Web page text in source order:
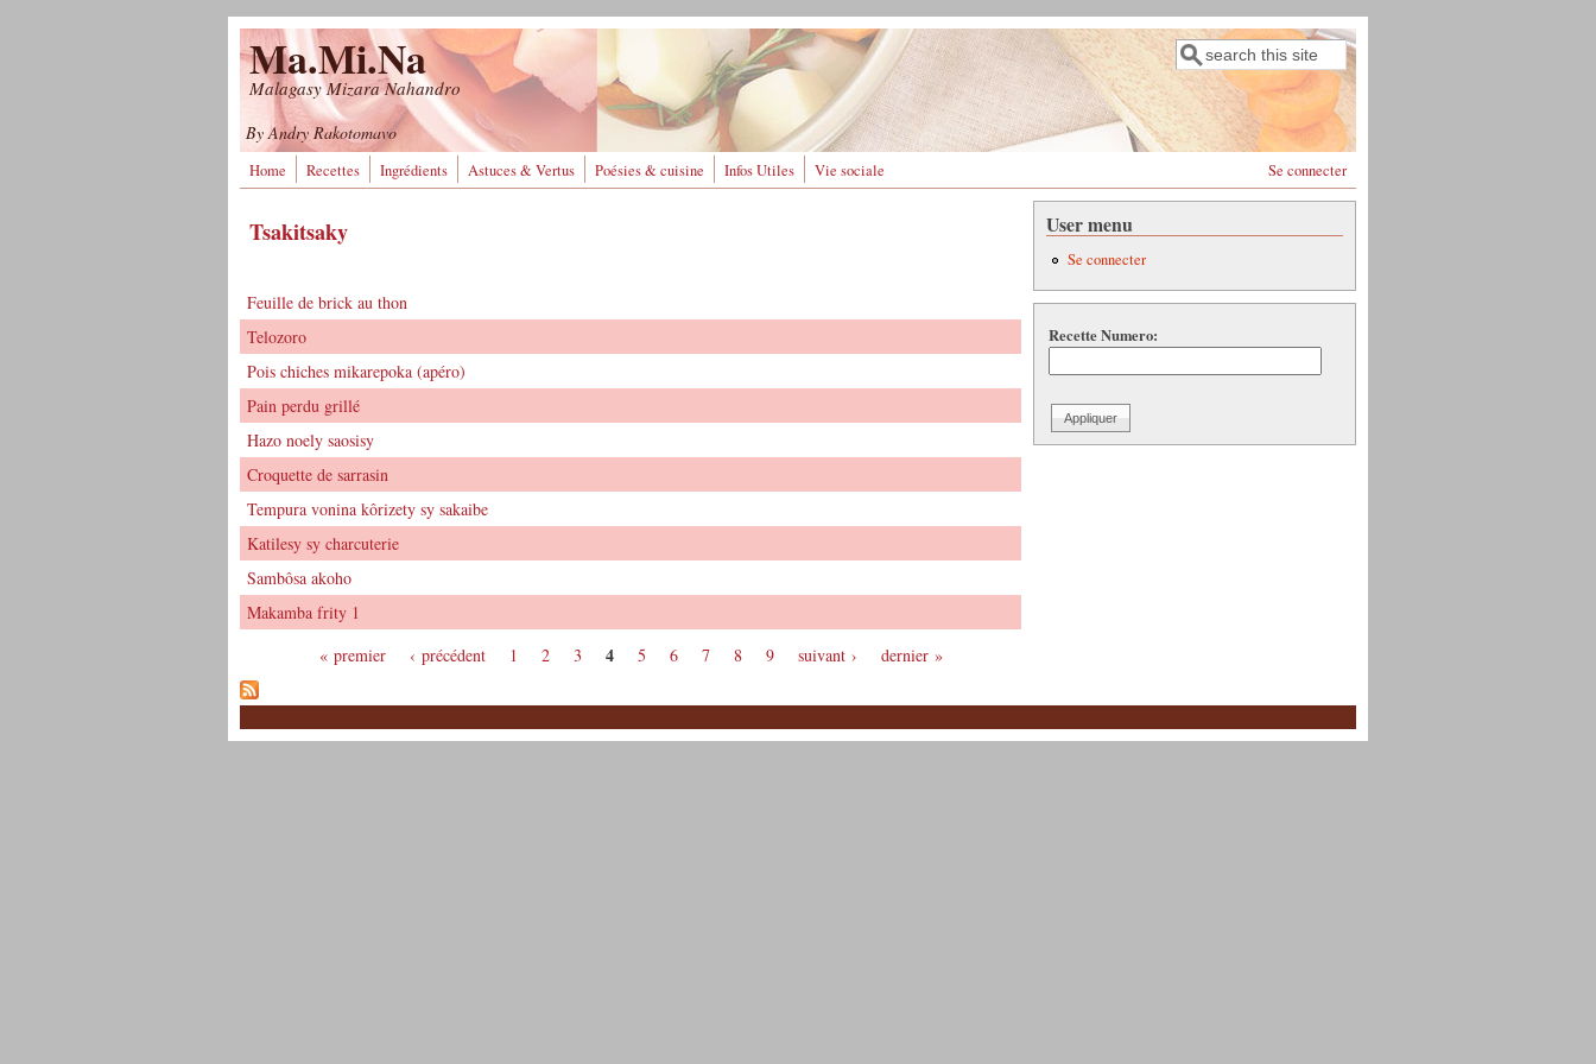
Ma.Mi.Na
Malagasy Mizara Nahandro
Formulaire de recherche
Rechercher
By Andry Rakotomavo
Home Recettes Ingrédients Astuces & Vertus Poésies & cuisine Infos Utiles Vie sociale Se connecter
Tsakitsaky
Feuille de brick au thon
Telozoro
Pois chiches mikarepoka (apéro)
Pain perdu grillé
Hazo noely saosisy
Croquette de sarrasin
Tempura vonina kôrizety sy sakaibe
Katilesy sy charcuterie
Sambôsa akoho
Makamba frity 1
« premier ‹ précédent 1 2 3 4 5 6 7 8 9 suivant › dernier »
User menu
Se connecter
Recette Numero: